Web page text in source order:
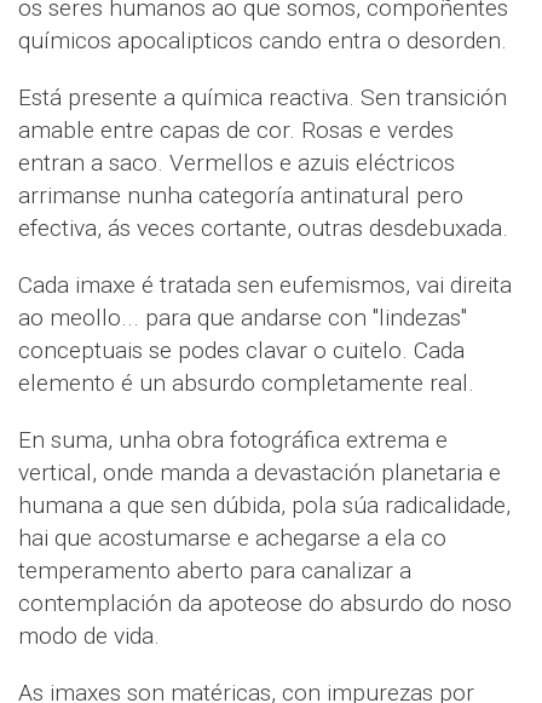
os seres humanos ao que somos, compoñentes
químicos apocalipticos cando entra o desorden.
Está presente a química reactiva. Sen transición
amable entre capas de cor. Rosas e verdes
entran a saco. Vermellos e azuis eléctricos
arrimanse nunha categoría antinatural pero
efectiva, ás veces cortante, outras desdebuxada.
Cada imaxe é tratada sen eufemismos, vai direita
ao meollo... para que andarse con "lindezas"
conceptuais se podes clavar o cuitelo. Cada
elemento é un absurdo completamente real.
En suma, unha obra fotográfica extrema e
vertical, onde manda a devastación planetaria e
humana a que sen dúbida, pola súa radicalidade,
hai que acostumarse e achegarse a ela co
temperamento aberto para canalizar a
contemplación da apoteose do absurdo do noso
modo de vida.
As imaxes son matéricas, con impurezas por